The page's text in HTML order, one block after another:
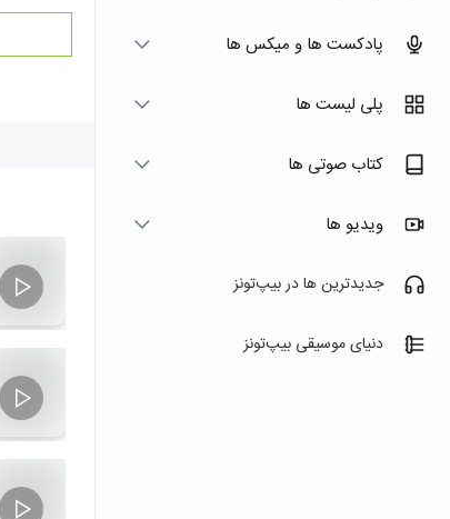
پادکست ها و میکس ها
پلی لیست ها
کتاب صوتی ها
ویدیو ها
جدیدترین ها در بیپ‌تونز
دنیای موسیقی بیپ‌تونز